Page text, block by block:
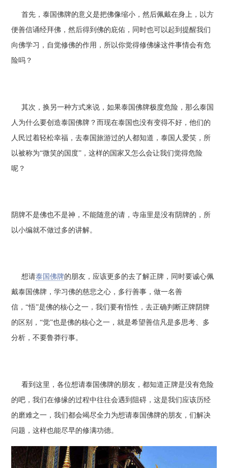
首先，泰国佛牌的意义是把佛像缩小，然后佩戴在身上，以方
便善信诵经拜佛，然后得到佛的庇佑，同时也可以起到提醒我们
向佛学习，自觉修佛的作用，所以你觉得修佛缘这件事情会有危
险吗？
其次，换另一种方式来说，如果泰国佛牌极度危险，那么泰国
人为什么要创造泰国佛牌？而现在泰国也没有变得不好，他们的
人民过着轻松幸福，去泰国旅游过的人都知道，泰国人爱笑，所
以被称为“微笑的国度”，这样的国家又怎么会让我们觉得危险
呢？
阴牌不是佛也不是神，不能随意的请，寺庙里是没有阴牌的，所
以小编就不做过多的讲解。
想请泰国佛牌的朋友，应该更多的去了解正牌，同时要诚心佩
戴泰国佛牌，学习佛的慈悲之心，多行善事，做一名善
信，“悟”是佛的核心之一，我们要有悟性，去正确判断正牌阴牌
的区别，“觉”也是佛的核心之一，就是希望善信凡是多思考、多
分析，不要鲁莽行事。
看到这里，各位想请泰国佛牌的朋友，都知道正牌是没有危险
的吧，我们在修缘的过程中往往会遇到阻碍，这是我们应该历经
的磨难之一，我们都会竭尽全力为想请泰国佛牌的朋友，们解决
问题，这样也能尽早的修满功德。